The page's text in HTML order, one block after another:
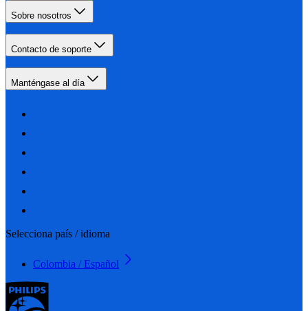
Sobre nosotros
Contacto de soporte
Manténgase al día
Selecciona país / idioma
Colombia / Español